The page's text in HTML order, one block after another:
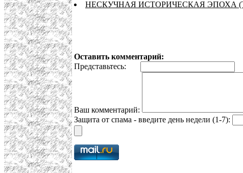
НЕСКУЧНАЯ ИСТОРИЧЕСКАЯ ЭПОХА
Оставить комментарий:
Представьтесь:
Ваш комментарий:
Защита от спама - введите день недели (1-7):